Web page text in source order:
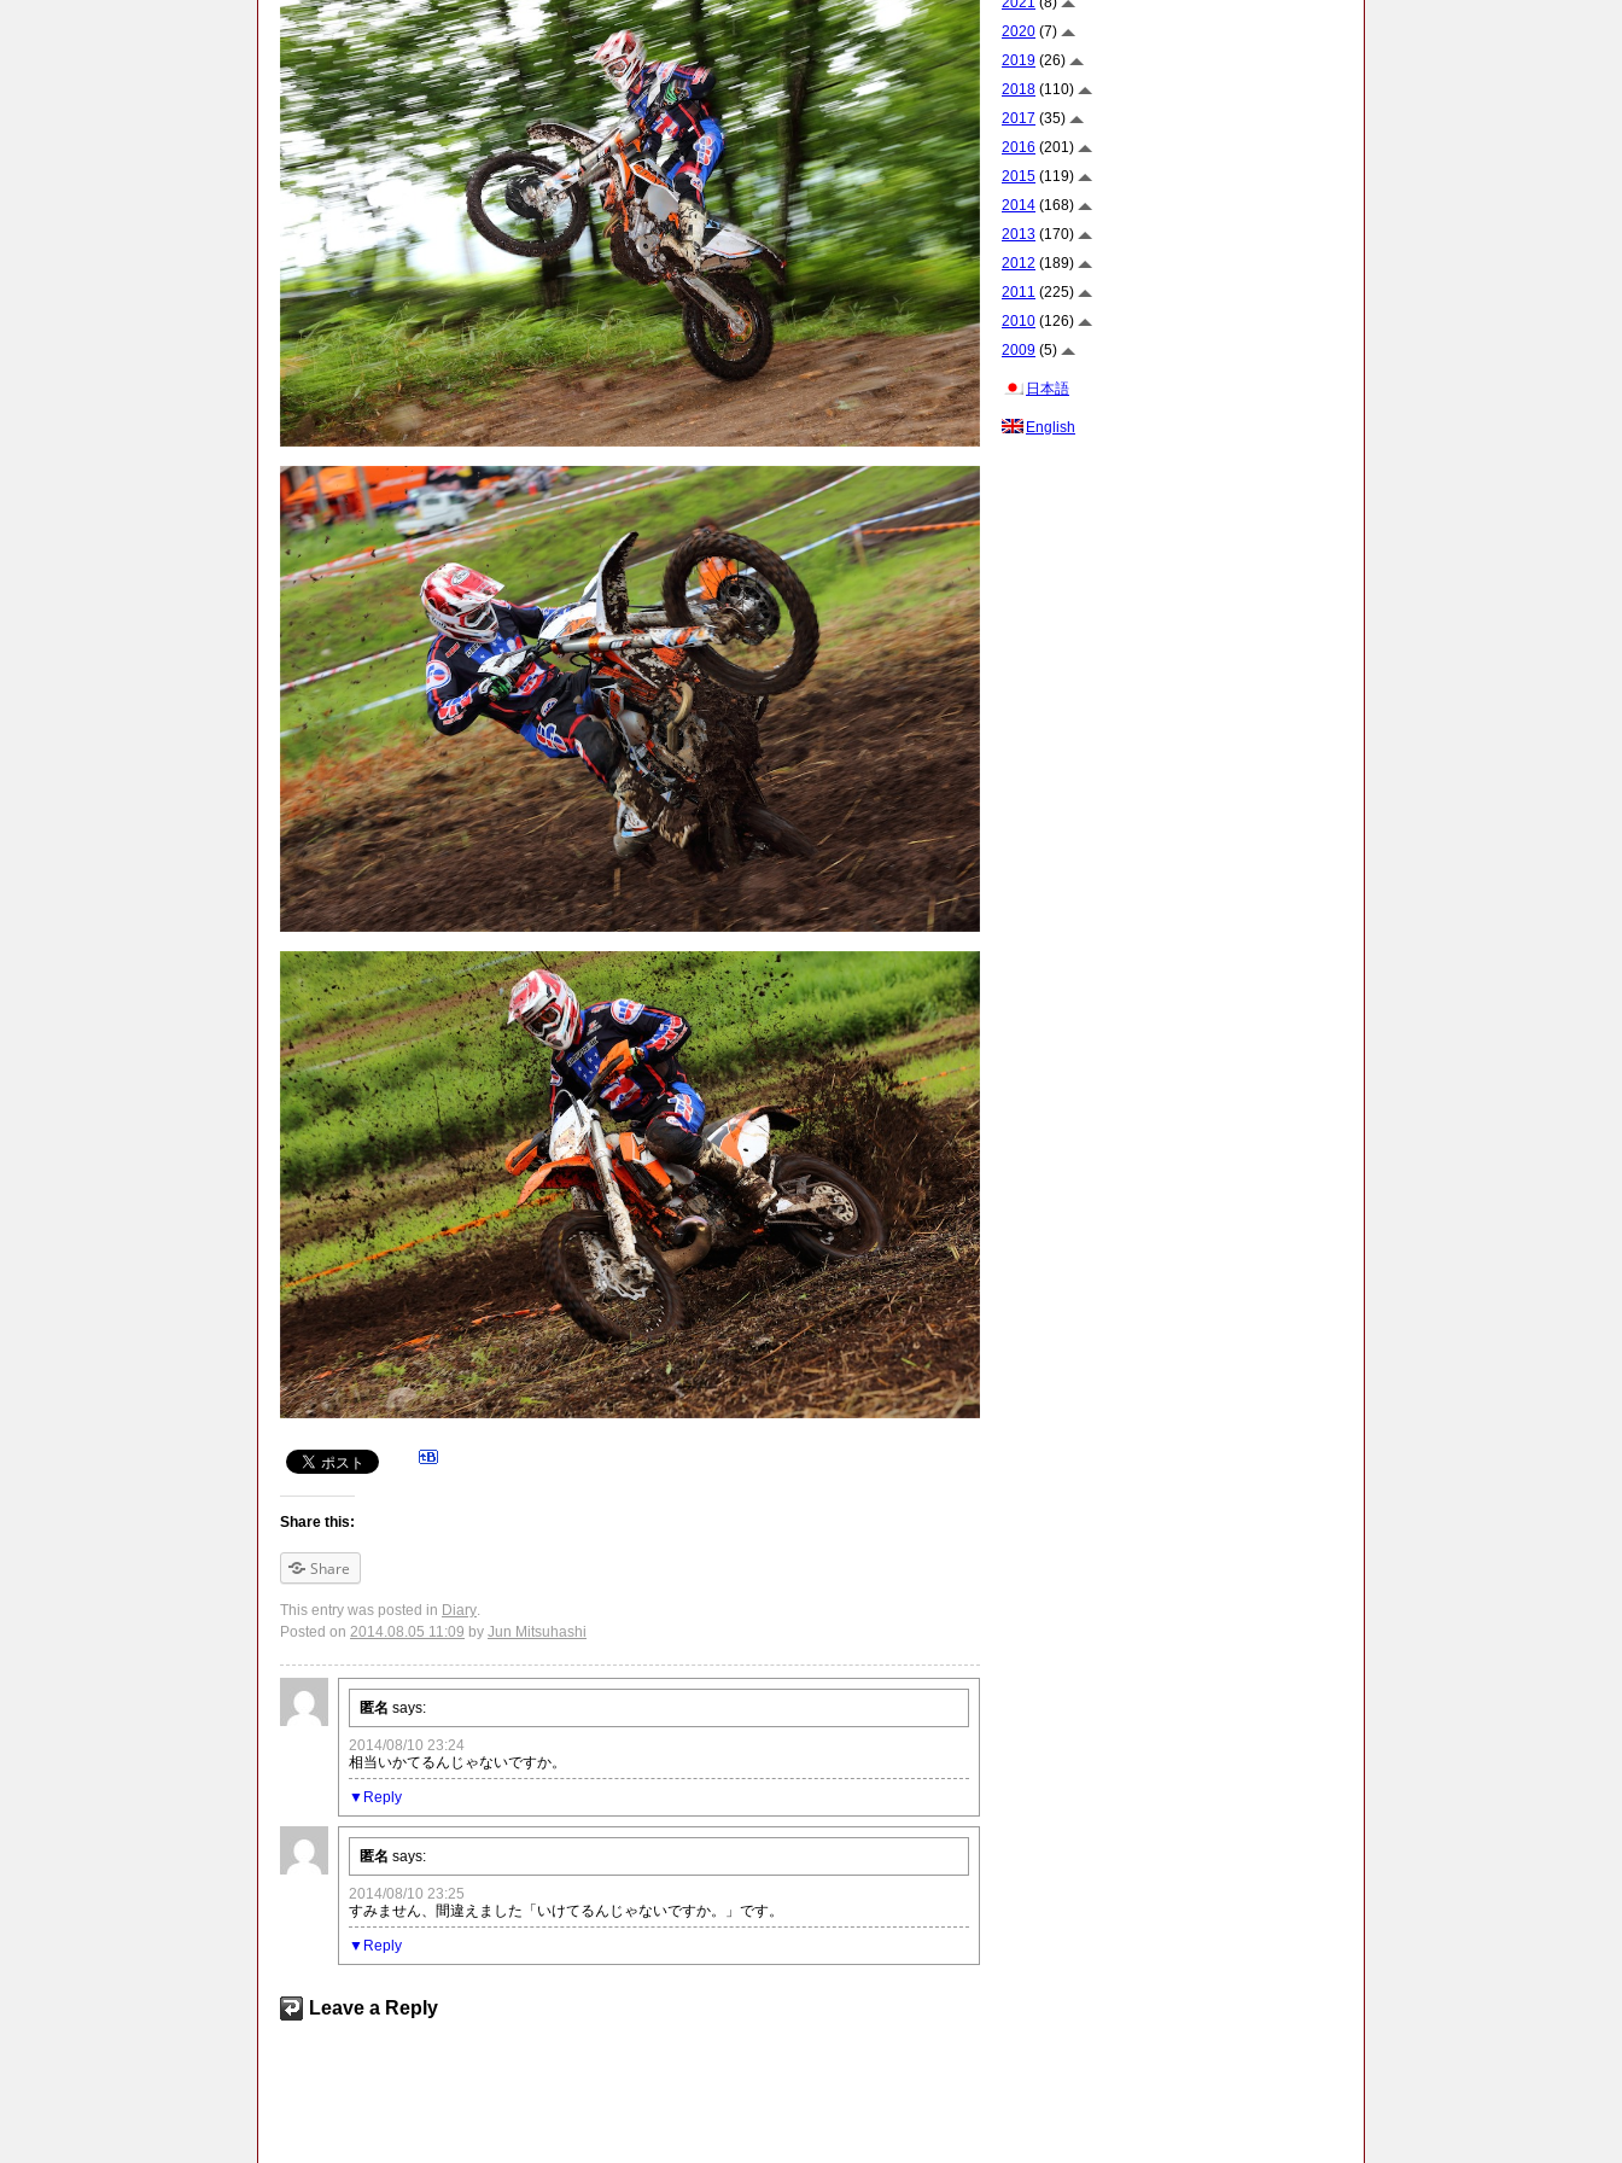
Share this:
Share
This entry was posted in Diary.
Posted on 2014.08.05 11:09 by Jun Mitsuhashi
匿名 says:
2014/08/10 23:24
相当いかてるんじゃないですか。
Reply
匿名 says:
2014/08/10 23:25
すみません、間違えました「いけてるんじゃないですか。」です。
Reply
Leave a Reply
2020 (7)
2019 (26)
2018 (110)
2017 (35)
2016 (201)
2015 (119)
2014 (168)
2013 (170)
2012 (189)
2011 (225)
2010 (126)
2009 (5)
日本語
English